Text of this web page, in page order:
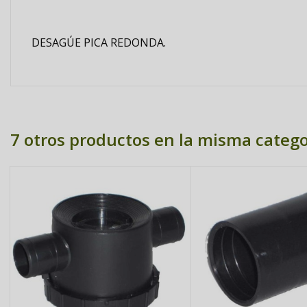
DESAGÚE PICA REDONDA.
7 otros productos en la misma